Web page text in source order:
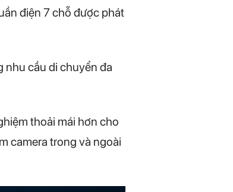
điện 7 chỗ được phát
nhu cầu di chuyển đa
thoải mái hơn cho
camera trong và ngoài